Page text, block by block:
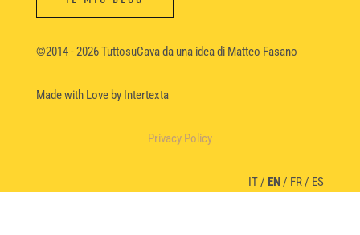
©2014 - 2026 TuttosuCava da una idea di Matteo Fasano
Made with Love by Intertexta
Privacy Policy
IT/EN/ FR/ ES